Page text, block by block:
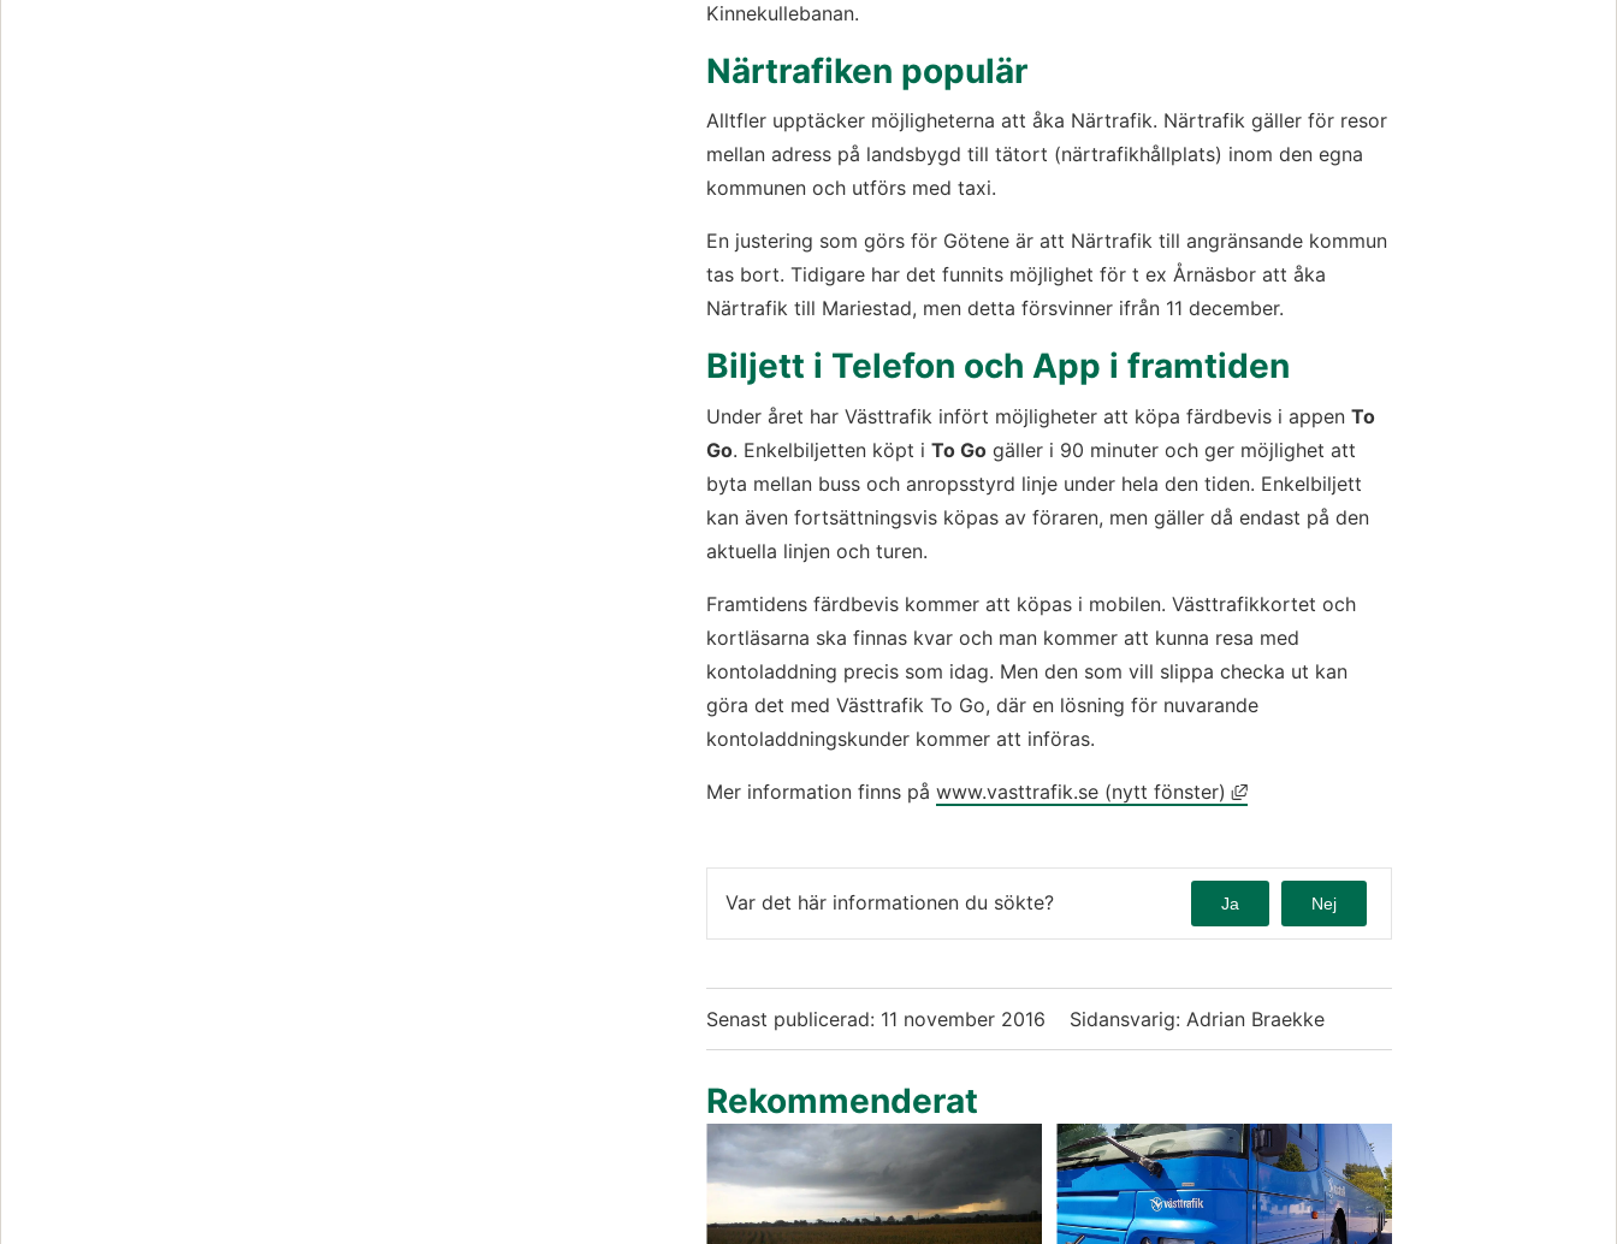
Kinnekullebanan.
Närtrafiken populär
Alltfler upptäcker möjligheterna att åka Närtrafik. Närtrafik gäller för resor
mellan adress på landsbygd till tätort (närtrafikhållplats) inom den egna
kommunen och utförs med taxi.
En justering som görs för Götene är att Närtrafik till angränsande kommun
tas bort. Tidigare har det funnits möjlighet för t ex Årnäsbor att åka
Närtrafik till Mariestad, men detta försvinner ifrån 11 december.
Biljett i Telefon och App i framtiden
Under året har Västtrafik infört möjligheter att köpa färdbevis i appen To
Go. Enkelbiljetten köpt i To Go gäller i 90 minuter och ger möjlighet att
byta mellan buss och anropsstyrd linje under hela den tiden. Enkelbiljett
kan även fortsättningsvis köpas av föraren, men gäller då endast på den
aktuella linjen och turen.
Framtidens färdbevis kommer att köpas i mobilen. Västtrafikkortet och
kortläsarna ska finnas kvar och man kommer att kunna resa med
kontoladdning precis som idag. Men den som vill slippa checka ut kan
göra det med Västtrafik To Go, där en lösning för nuvarande
kontoladdningskunder kommer att införas.
Mer information finns på www.vasttrafik.se (nytt fönster) Länk till annan webbplats, öppnas i nytt
Var det här informationen du sökte? Ja Nej
Senast publicerad: 11 november 2016 Sidansvarig: Adrian Braekke
Rekommenderat